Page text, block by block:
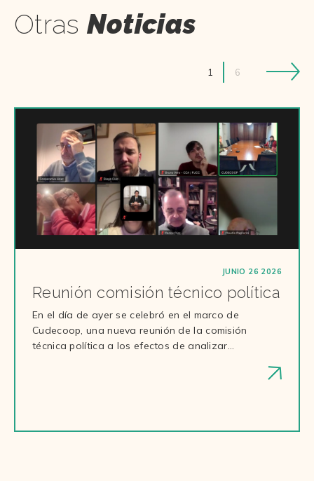
Otras Noticias
1 6
JUNIO 26 2026
Reunión comisión técnico política
En el día de ayer se celebró en el marco de
Cudecoop, una nueva reunión de la comisión
técnica política a los efectos de analizar…